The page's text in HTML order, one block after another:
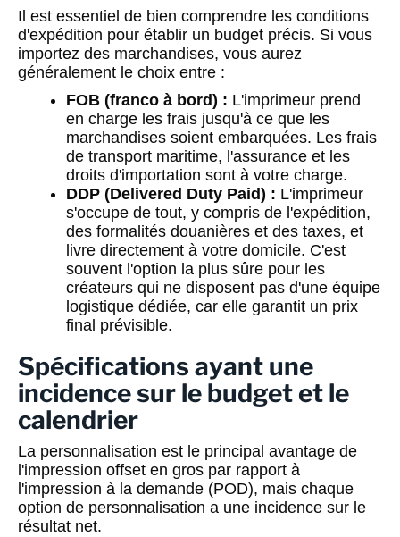
Il est essentiel de bien comprendre les conditions
d'expédition pour établir un budget précis. Si vous
importez des marchandises, vous aurez
généralement le choix entre :
FOB (franco à bord) : L'imprimeur prend
en charge les frais jusqu'à ce que les
marchandises soient embarquées. Les frais
de transport maritime, l'assurance et les
droits d'importation sont à votre charge.
DDP (Delivered Duty Paid) : L'imprimeur
s'occupe de tout, y compris de l'expédition,
des formalités douanières et des taxes, et
livre directement à votre domicile. C'est
souvent l'option la plus sûre pour les
créateurs qui ne disposent pas d'une équipe
logistique dédiée, car elle garantit un prix
final prévisible.
Spécifications ayant une
incidence sur le budget et le
calendrier
La personnalisation est le principal avantage de
l'impression offset en gros par rapport à
l'impression à la demande (POD), mais chaque
option de personnalisation a une incidence sur le
résultat net.